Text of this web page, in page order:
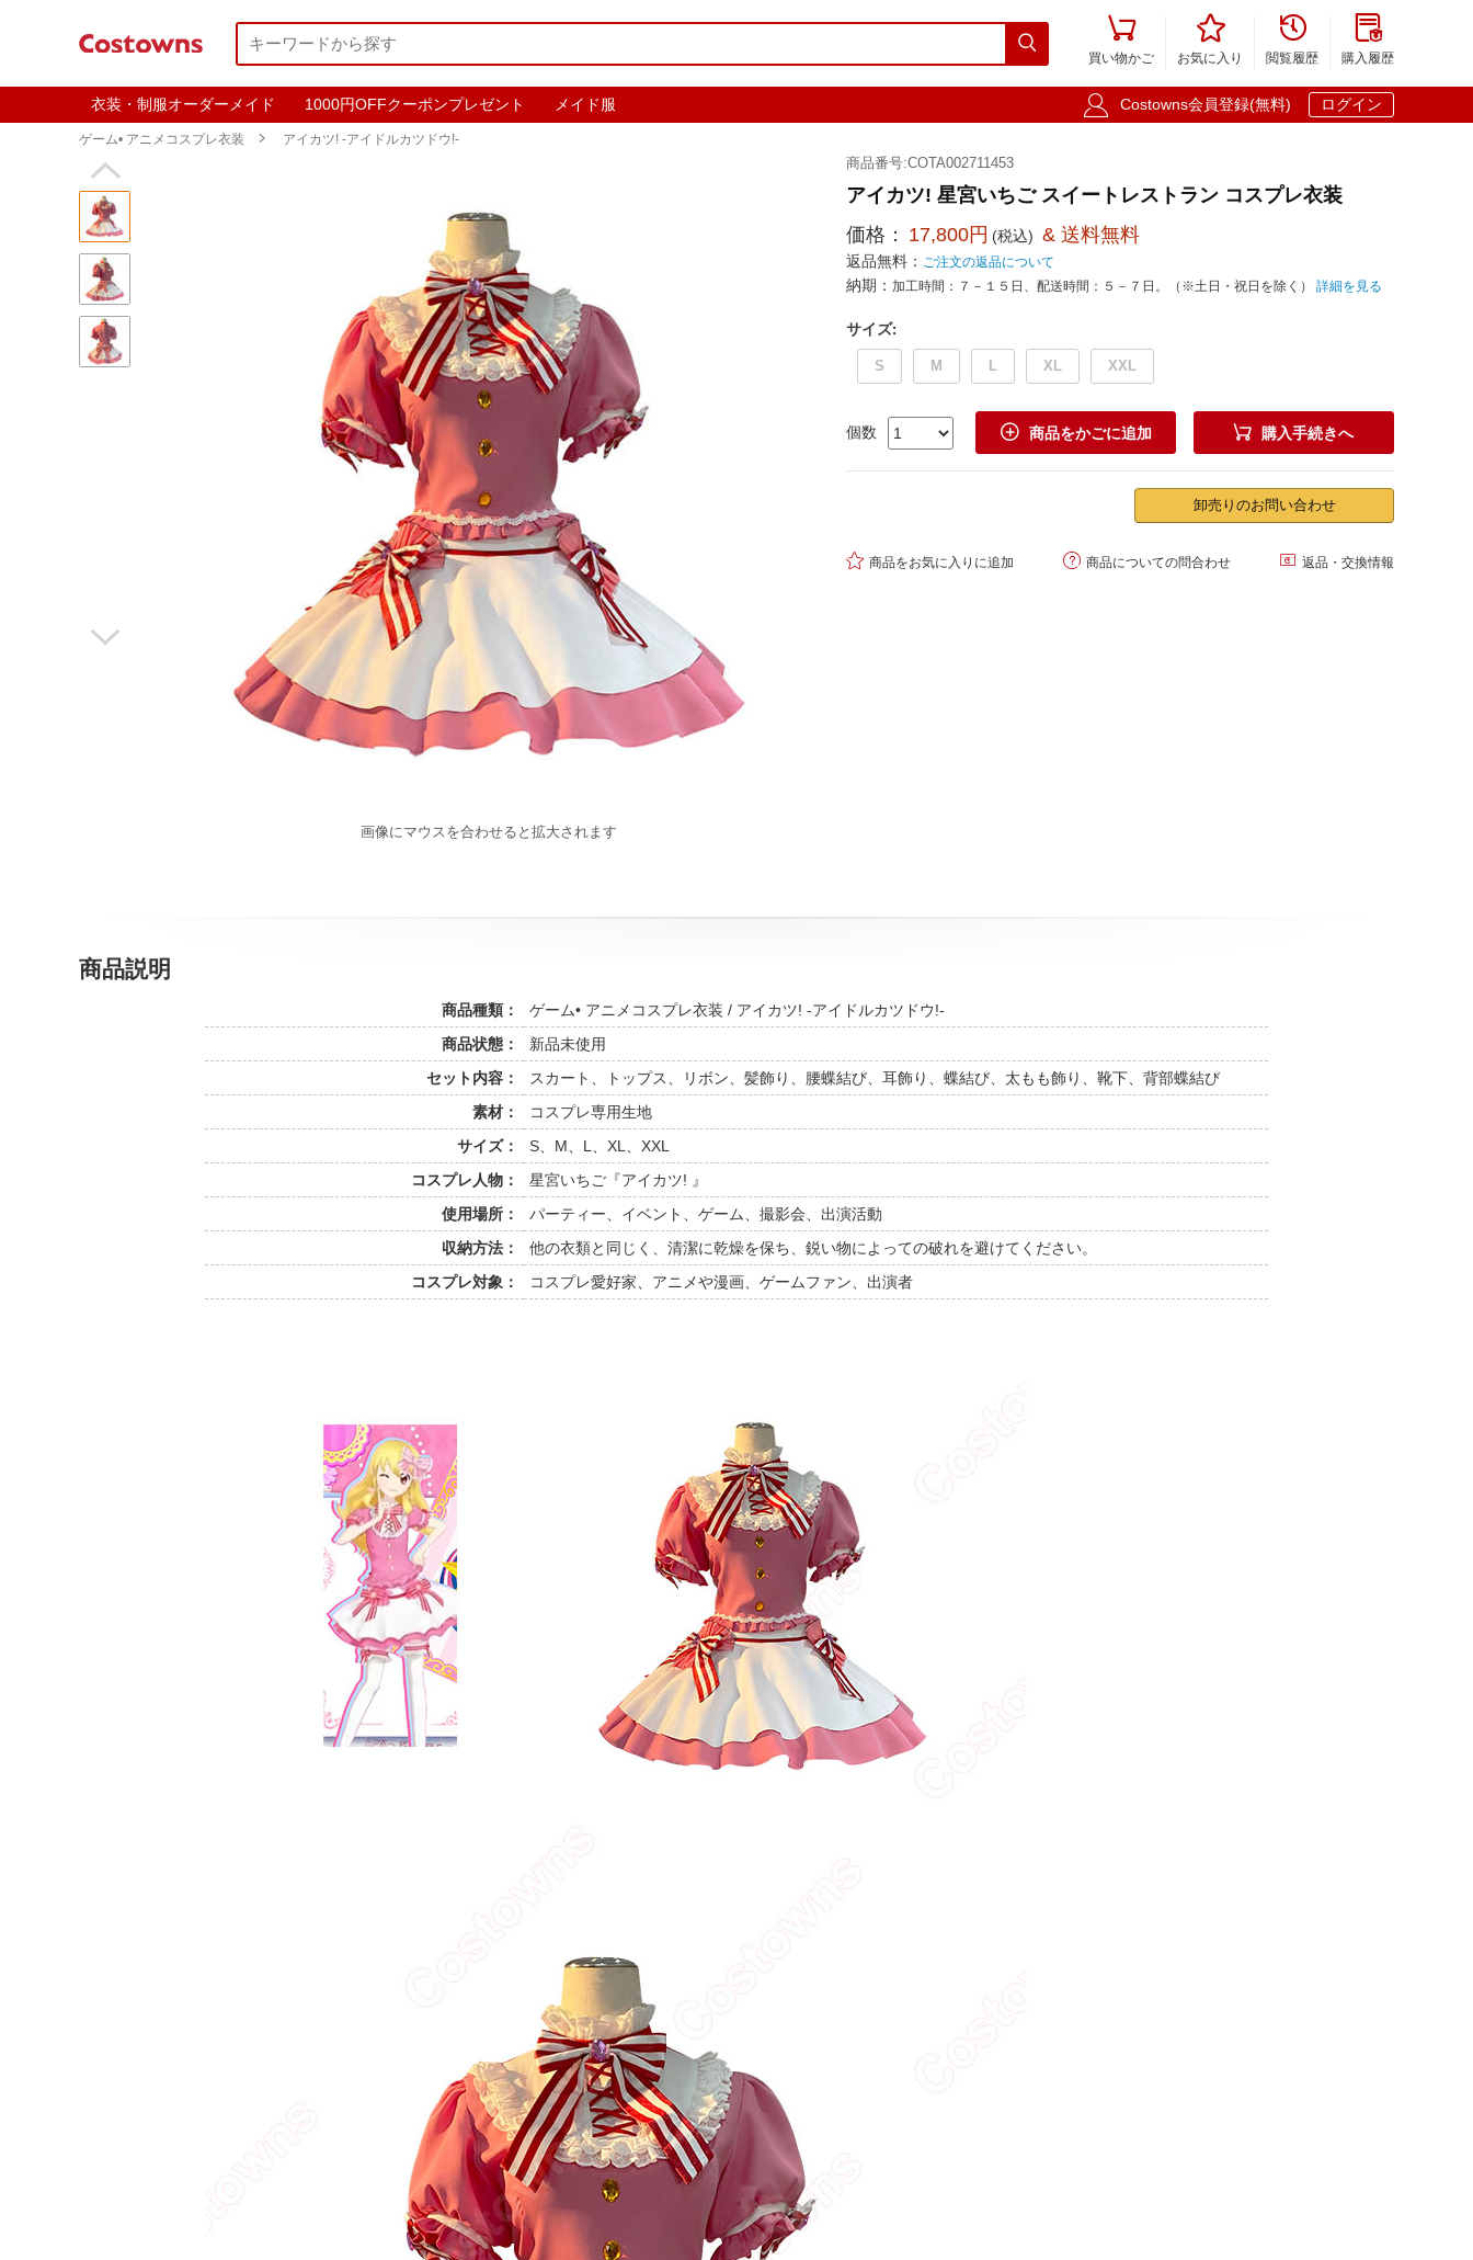


買い物かご

お気に入り

閲覧履歴

購入履歴
衣装・制服オーダーメイド 1000円OFFクーポンプレゼント メイド服  Costowns会員登録(無料) ログイン
ゲーム• アニメコスプレ衣装  アイカツ! -アイドルカツドウ!-


画像にマウスを合わせると拡大されます
商品番号:COTA002711453
アイカツ! 星宮いちご スイートレストラン コスプレ衣装
価格： 17,800円 (税込) & 送料無料
返品無料： ご注文の返品について
納期： 加工時間：７－１５日、配送時間：５－７日。（※土日・祝日を除く） 詳細を見る
サイズ:
S M L XL XXL
個数  商品をかごに追加  購入手続きへ
卸売りのお問い合わせ
 商品をお気に入りに追加  商品についての問合わせ  返品・交換情報
商品説明
商品種類：
ゲーム• アニメコスプレ衣装 / アイカツ! -アイドルカツドウ!-
商品状態：
新品未使用
セット内容：
スカート、トップス、リボン、髪飾り、腰蝶結び、耳飾り、蝶結び、太もも飾り、靴下、背部蝶結び
素材：
コスプレ専用生地
サイズ：
S、M、L、XL、XXL
コスプレ人物：
星宮いちご『アイカツ! 』
使用場所：
パーティー、イベント、ゲーム、撮影会、出演活動
収納方法：
他の衣類と同じく、清潔に乾燥を保ち、鋭い物によっての破れを避けてください。
コスプレ対象：
コスプレ愛好家、アニメや漫画、ゲームファン、出演者